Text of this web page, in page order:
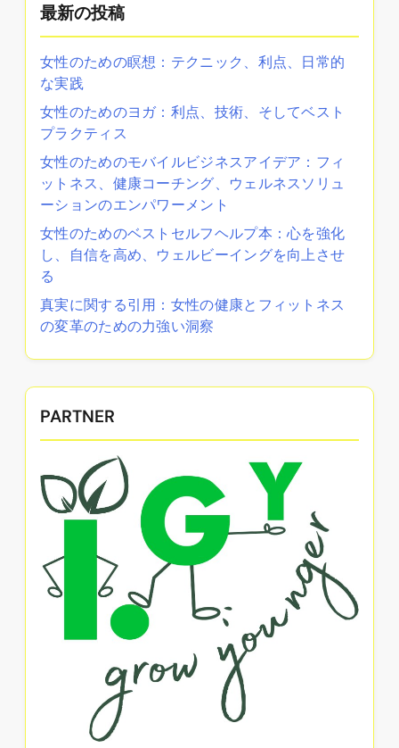
最新の投稿
女性のための瞑想：テクニック、利点、日常的
な実践
女性のためのヨガ：利点、技術、そしてベスト
プラクティス
女性のためのモバイルビジネスアイデア：フィ
ットネス、健康コーチング、ウェルネスソリュ
ーションのエンパワーメント
女性のためのベストセルフヘルプ本：心を強化
し、自信を高め、ウェルビーイングを向上させ
る
真実に関する引用：女性の健康とフィットネス
の変革のための力強い洞察
PARTNER